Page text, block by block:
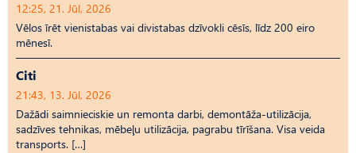
12:25, 21. Jūl, 2026
Vēlos īrēt vienistabas vai divistabas dzīvokli cēsīs, līdz 200 eiro
mēnesī.
Citi
21:43, 13. Jūl, 2026
Dažādi saimnieciskie un remonta darbi, demontāža-utilizācija,
sadzīves tehnikas, mēbeļu utilizācija, pagrabu tīrīšana. Visa veida
transports. […]